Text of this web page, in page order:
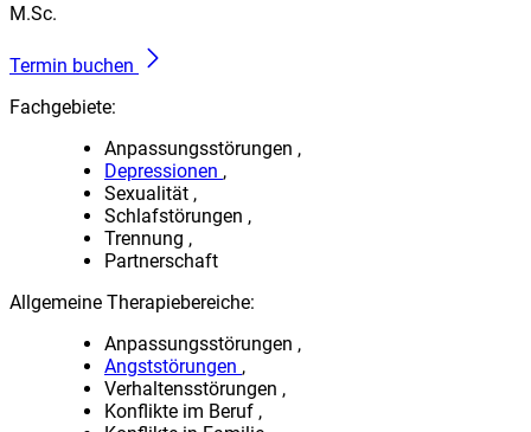
M.Sc.
Termin buchen
Fachgebiete:
Anpassungsstörungen
Depressionen
Sexualität
Schlafstörungen
Trennung
Partnerschaft
Allgemeine Therapiebereiche:
Anpassungsstörungen
Angststörungen
Verhaltensstörungen
Konflikte im Beruf